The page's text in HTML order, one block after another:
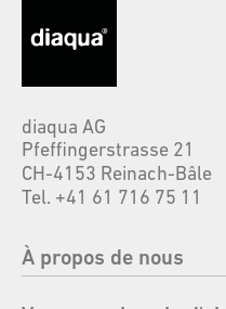
diaqua AG
Pfeffingerstrasse 21
CH-4153 Reinach-Bâle
Tel. +41 61 716 75 11
À propos de nous